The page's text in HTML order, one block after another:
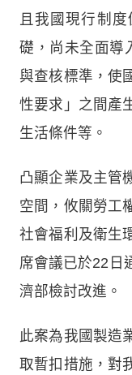
且我國現行制
礎，尚未全面導
與查核標準，使
性要求」之間產
生活條件等。
凸顯企業及主管
空間，攸關勞工
社會福利及衛生
席會議已於22日
濟部檢討改進。
此案為我國製造
取暫扣措施，對